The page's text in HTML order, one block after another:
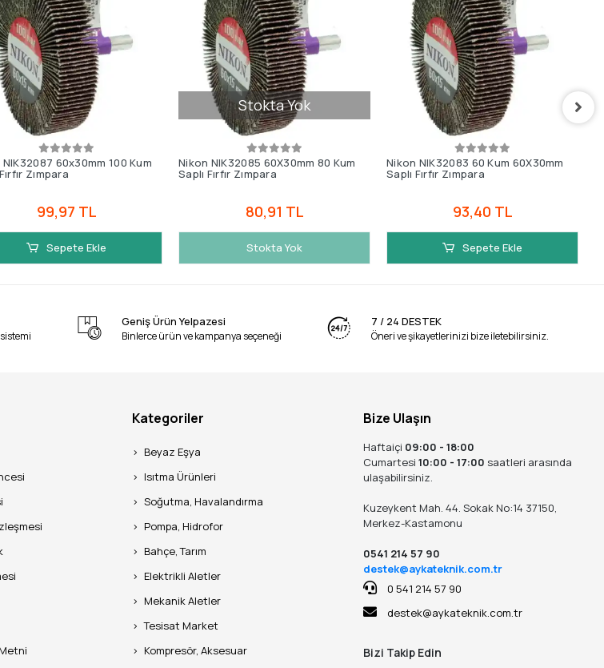
60x30mm 100 Kum
Zımpara
99,97 TL
Sepete Ekle
Stokta Yok
Nikon NIK32085 60X30mm 80 Kum
Saplı Fırfır Zımpara
80,91 TL
Stokta Yok
Nikon NIK32083 60 Kum 60X30mm
Saplı Fırfır Zımpara
93,40 TL
Sepete Ekle
Geniş Ürün Yelpazesi
Binlerce ürün ve kampanya seçeneği
7 / 24 DESTEK
Öneri ve şikayetlerinizi bize iletebilirsiniz.
Kategoriler
Beyaz Eşya
Isıtma Ürünleri
Soğutma, Havalandırma
Pompa, Hidrofor
Bahçe, Tarım
Elektrikli Aletler
Mekanik Aletler
Tesisat Market
Kompresör, Aksesuar
Bize Ulaşın
Haftaiçi 09:00 - 18:00
Cumartesi10:00 - 17:00 saatleri arasında
ulaşabilirsiniz.
Kuzeykent Mah. 44. Sokak No:14 37150,
Merkez-Kastamonu
0541 214 57 90
destek@aykateknik.com.tr
0 541 214 57 90
destek@aykateknik.com.tr
Bizi Takip Edin